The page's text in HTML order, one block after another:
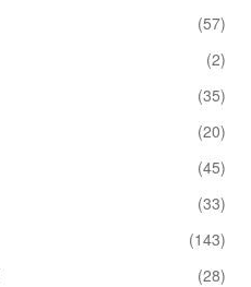
(57)
(2)
(35)
(20)
(45)
(33)
(143)
(28)